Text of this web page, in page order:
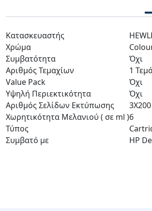
Κατασκευαστής
Χρώμα
Συμβατότητα
Όχι
Αριθμός Τεμαχίων
1
Value Pack
Όχι
Υψηλή Περιεκτικότητα
Όχι
Αριθμός Σελίδων Εκτύπωσης
3X200
Χωρητικότητα Μελανιού ( σε ml )6
Τύπος
Συμβατό με
HP